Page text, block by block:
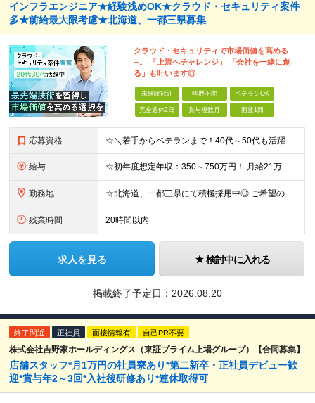
インフラエンジニア★経験浅めOK★クラウド・セキュリティ案件
多★前給最大限考慮★北海道、一都三県募集
クラウド・セキュリティで市場価値を高める─
─。 「上流へチャレンジ」 「会社を一緒に創
る」も叶います◎
未経験歓迎 学歴不問 ベテランOK
完全週休2日 賞与複数月 面接1回
応募資格 ☆＼若手からベテランまで！40代～50代も活躍中／☆ ◆学歴不問 ◆実務未経験OK ◆経験不問 【☆こんな方を大歓迎しています！☆】 □情報系・工学系の大学（専門学校）を卒業された方 □職業訓練校を
給与 ☆初年度想定年収：350～750万円！ 月給21万円～55万円＋残業代全額支給＋各種手当！ 【500以上の給与テーブルで納得感ある評価体制◎】 【様々な手当をご用意しています！】 ◆通勤手当 ◆
勤務地 ☆北海道、一都三県にて積極採用中◎ ご希望の勤務地を考慮し、北海道、一都三県のお客様先、もしくはオフィスにて勤務いただきます！ 【該当地域】 └北海道・埼玉・東京・神奈川・千葉 ◆本社 東京都港区
残業時間 20時間以内
求人を見る 検討中に入れる
掲載終了予定日： 2026.08.20
終了間近 正社員 面接情報有 自己PR不要
株式会社吉野家ホールディングス（東証プライム上場グループ）【合同募集】
店舗スタッフ*月1万円の社員寮あり*第二新卒・正社員デビュー歓
迎*賞与年2～3回*入社後研修あり*連休取得可